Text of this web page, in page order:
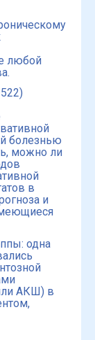
любой
болезнью
можно ли
в
и
одна
АКШ) в